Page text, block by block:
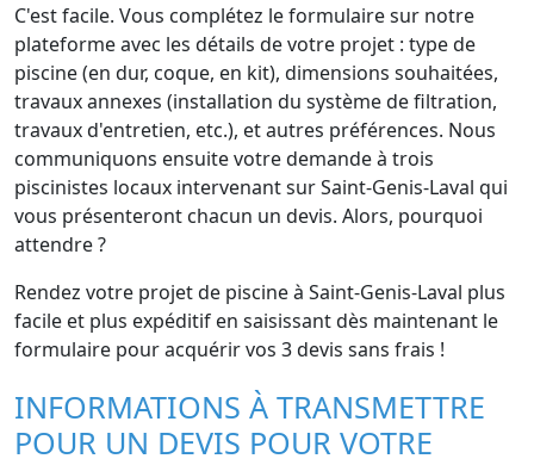
C'est facile. Vous complétez le formulaire sur notre
plateforme avec les détails de votre projet : type de
piscine (en dur, coque, en kit), dimensions souhaitées,
travaux annexes (installation du système de filtration,
travaux d'entretien, etc.), et autres préférences. Nous
communiquons ensuite votre demande à trois
piscinistes locaux intervenant sur Saint-Genis-Laval qui
vous présenteront chacun un devis. Alors, pourquoi
attendre ?
Rendez votre projet de piscine à Saint-Genis-Laval plus
facile et plus expéditif en saisissant dès maintenant le
formulaire pour acquérir vos 3 devis sans frais !
INFORMATIONS À TRANSMETTRE
POUR UN DEVIS POUR VOTRE